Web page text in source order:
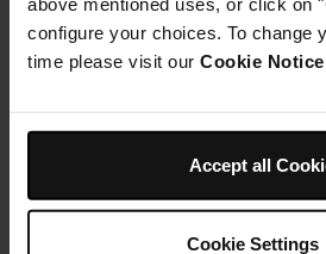
configure your choices. To change
time please visit our Cookie Notice
Accept all
Cookie Settings